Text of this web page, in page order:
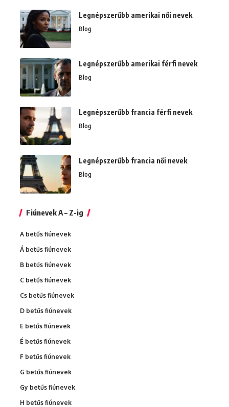
Legnépszerűbb amerikai női nevek
Blog
Legnépszerűbb amerikai férfi nevek
Blog
Legnépszerűbb francia férfi nevek
Blog
Legnépszerűbb francia női nevek
Blog
Fiúnevek A – Z-ig
A betűs fiúnevek
Á betűs fiúnevek
B betűs fiúnevek
C betűs fiúnevek
Cs betűs fiúnevek
D betűs fiúnevek
E betűs fiúnevek
É betűs fiúnevek
F betűs fiúnevek
G betűs fiúnevek
Gy betűs fiúnevek
H betűs fiúnevek